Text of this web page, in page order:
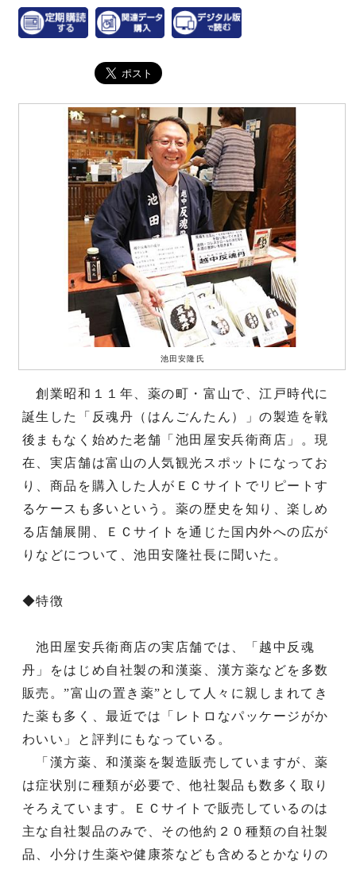
池田安隆氏
創業昭和１１年、薬の町・富山で、江戸時代に
誕生した「反魂丹（はんごんたん）」の製造を戦
後まもなく始めた老舗「池田屋安兵衛商店」。現
在、実店舗は富山の人気観光スポットになってお
り、商品を購入した人がＥＣサイトでリピートす
るケースも多いという。薬の歴史を知り、楽しめ
る店舗展開、ＥＣサイトを通じた国内外への広が
りなどについて、池田安隆社長に聞いた。
◆特徴
池田屋安兵衛商店の実店舗では、「越中反魂
丹」をはじめ自社製の和漢薬、漢方薬などを多数
販売。”富山の置き薬”として人々に親しまれてき
た薬も多く、最近では「レトロなパッケージがか
わいい」と評判にもなっている。
「漢方薬、和漢薬を製造販売していますが、薬
は症状別に種類が必要で、他社製品も数多く取り
そろえています。ＥＣサイトで販売しているのは
主な自社製品のみで、その他約２０種類の自社製
品、小分け生薬や健康茶なども含めるとかなりの